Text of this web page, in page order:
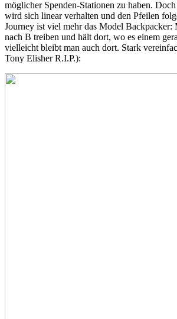
möglicher Spenden-Stationen zu haben.
wird sich linear verhalten und den Pfeilen
Journey ist viel mehr das Model Backpacker:
nach B treiben und hält dort, wo es einem
vielleicht bleibt man auch dort. Stark
Tony Elisher R.I.P.):